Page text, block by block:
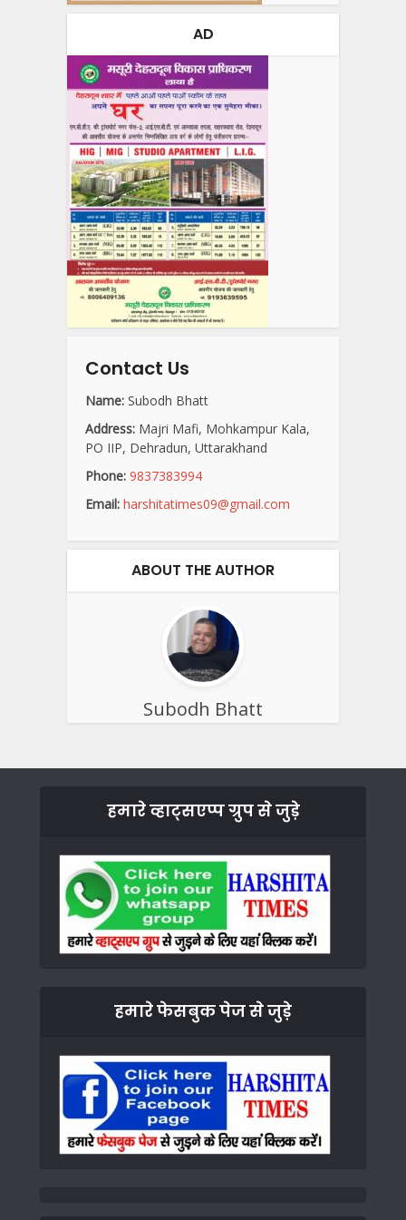
AD
Contact Us
Name: Subodh Bhatt
Address: Majri Mafi, Mohkampur Kala,
PO IIP, Dehradun, Uttarakhand
Phone: 9837383994
Email: harshitatimes09@gmail.com
ABOUT THE AUTHOR
Subodh Bhatt
हमारे व्हाट्सएप्प ग्रुप से जुड़े
हमारे फेसबुक पेज से जुड़े